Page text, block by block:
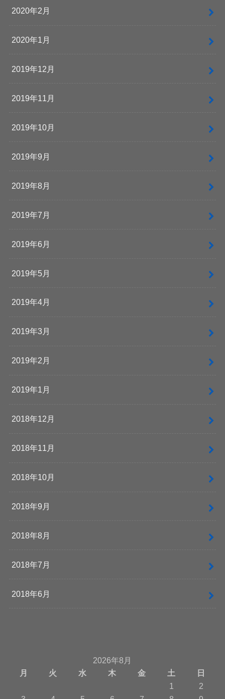
2020年2月
2020年1月
2019年12月
2019年11月
2019年10月
2019年9月
2019年8月
2019年7月
2019年6月
2019年5月
2019年4月
2019年3月
2019年2月
2019年1月
2018年12月
2018年11月
2018年10月
2018年9月
2018年8月
2018年7月
2018年6月
2026年8月
月
火 水 木 金 土
日
1
2